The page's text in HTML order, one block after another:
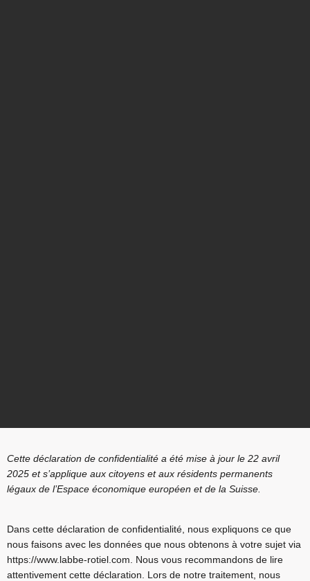
Cette déclaration de confidentialité a été mise à jour le 22 avril
2025 et s’applique aux citoyens et aux résidents permanents
légaux de l’Espace économique européen et de la Suisse.
Dans cette déclaration de confidentialité, nous expliquons ce que
nous faisons avec les données que nous obtenons à votre sujet via
https://www.labbe-rotiel.com . Nous vous recommandons de lire
attentivement cette déclaration. Lors de notre traitement, nous